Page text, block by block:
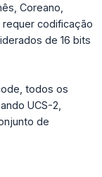
Coreano,
codificação
de 16 bits
todos os
UCS-2,
de